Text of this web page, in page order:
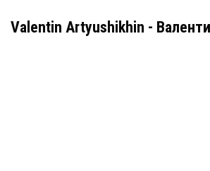
Valentin Artyushikhin -